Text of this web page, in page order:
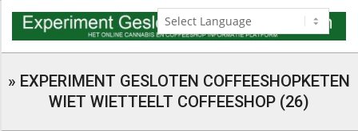
Skip
content
Menu
» EXPERIMENT GESLOTEN COFFEESHOPKETEN
WIET WIETTEELT COFFEESHOP (26)